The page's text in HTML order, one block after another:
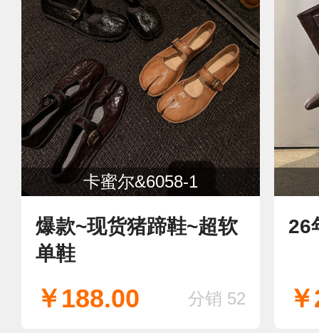
卡蜜尔&6058-1
爆款~现货猪蹄鞋~超软
单鞋
￥188.00 分销 52
26